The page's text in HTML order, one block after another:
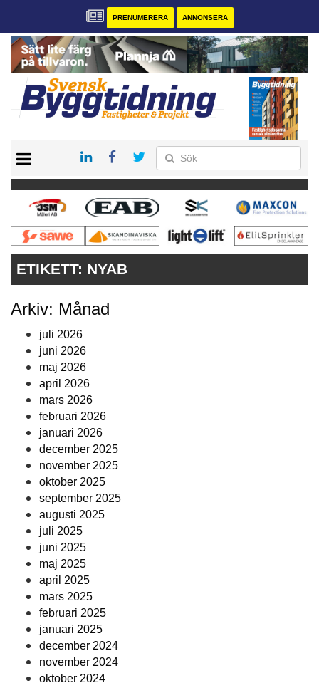
PRENUMERERA ANNONSERA
PRENUMERERA
VÅRA ANDRA MAGASIN
ANNONSERA
KONTAKT
ETIKETT: NYAB
Arkiv: Månad
juli 2026
juni 2026
maj 2026
april 2026
mars 2026
februari 2026
januari 2026
december 2025
november 2025
oktober 2025
september 2025
augusti 2025
juli 2025
juni 2025
maj 2025
april 2025
mars 2025
februari 2025
januari 2025
december 2024
november 2024
oktober 2024